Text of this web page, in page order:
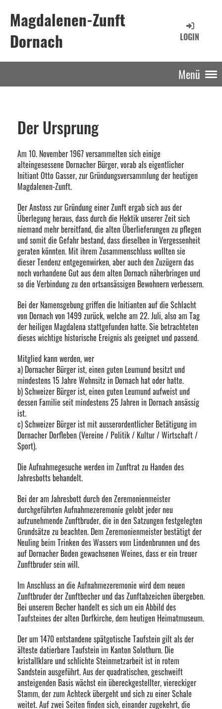
Magdalenen-Zunft
Dornach
LOGIN
Menü
Der Ursprung
Am 10. November 1967 versammelten sich einige
alteingesessene Dornacher Bürger, vorab als eigentlicher
Initiant Otto Gasser, zur Gründungsversammlung der heutigen
Magdalenen-Zunft.
Der Anstoss zur Gründung einer Zunft ergab sich aus der
Überlegung heraus, dass durch die Hektik unserer Zeit sich
niemand mehr bereitfand, die alten Überlieferungen zu pflegen
und somit die Gefahr bestand, dass dieselben in Vergessenheit
geraten könnten. Mit ihrem Zusammenschluss wollten sie
dieser Tendenz entgegenwirken, aber auch den Zuzügern das
noch vorhandene Gut aus dem alten Dornach näherbringen und
so die Verbindung zu den ortsansässigen Bewohnern verbessern.
Bei der Namensgebung griffen die Initianten auf die Schlacht
von Dornach von 1499 zurück, welche am 22. Juli, also am Tag
der heiligen Magdalena stattgefunden hatte. Sie betrachteten
dieses wichtige historische Ereignis als geeignet und passend.
Mitglied kann werden, wer
a) Dornacher Bürger ist, einen guten Leumund besitzt und
mindestens 15 Jahre Wohnsitz in Dornach hat oder hatte.
b) Schweizer Bürger ist, einen guten Leumund aufweist und
dessen Familie seit mindestens 25 Jahren in Dornach ansässig
ist.
c) Schweizer Bürger ist mit ausserordentlicher Betätigung im
Dornacher Dorfleben (Vereine / Politik / Kultur / Wirtschaft /
Sport).
Die Aufnahmegesuche werden im Zunftrat zu Handen des
Jahresbotts behandelt.
Bei der am Jahresbott durch den Zeremonienmeister
durchgeführten Aufnahmezeremonie gelobt jeder neu
aufzunehmende Zunftbruder, die in den Satzungen festgelegten
Grundsätze zu beachten. Dem Zeremonienmeister bestätigt der
Neuling beim Trinken des Wassers vom Lindenbrunnen und des
auf Dornacher Boden gewachsenen Weines, dass er ein treuer
Zunftbruder sein will.
Im Anschluss an die Aufnahmezeremonie wird dem neuen
Zunftbruder der Zunftbecher und das Zunftabzeichen übergeben.
Bei unserem Becher handelt es sich um ein Abbild des
Taufsteines der alten Dorfkirche, dem heutigen Heimatmuseum.
Der um 1470 entstandene spätgotische Taufstein gilt als der
älteste datierbare Taufstein im Kanton Solothurn. Die
kristallklare und schlichte Steinmetzarbeit ist in rotem
Sandstein ausgeführt. Aus der quadratischen, geschweift
ansteigenden Basis wächst ein übereckgestellter, viereckiger
Stamm, der zum Achteck übergeht und sich zu einer Schale
weitet. Auf zwei Seiten finden sich, einander zugekehrt, die